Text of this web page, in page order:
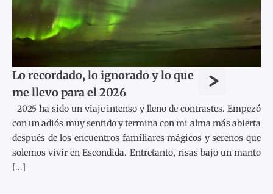
Lo recordado, lo ignorado y lo que
me llevo para el 2026
>
2025 ha sido un viaje intenso y lleno de contrastes. Empezó
con un adiós muy sentido y termina con mi alma más abierta
después de los encuentros familiares mágicos y serenos que
solemos vivir en Escondida. Entretanto, risas bajo un manto
[...]